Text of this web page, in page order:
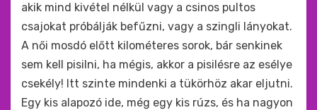
akik mind kivétel nélkül vagy a csinos pultos
csajokat próbálják befűzni, vagy a szingli lányokat.
A női mosdó előtt kilométeres sorok, bár senkinek
sem kell pisilni, ha mégis, akkor a pisilésre az esélye
csekély! Itt szinte mindenki a tükörhöz akar eljutni.
Egy kis alapozó ide, még egy kis rúzs, és ha nagyon